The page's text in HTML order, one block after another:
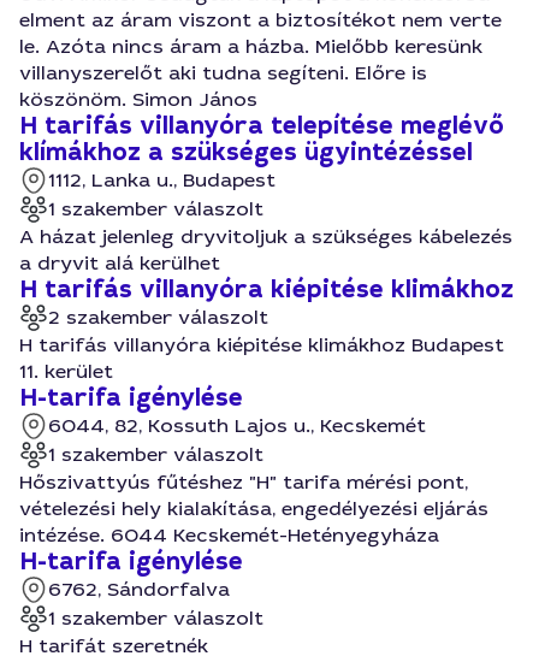
elment az áram viszont a biztosítékot nem verte
le. Azóta nincs áram a házba. Mielőbb keresünk
villanyszerelőt aki tudna segíteni. Előre is
köszönöm. Simon János
H tarifás villanyóra telepítése meglévő
klímákhoz a szükséges ügyintézéssel
1112, Lanka u., Budapest
1 szakember válaszolt
A házat jelenleg dryvitoljuk a szükséges kábelezés
a dryvit alá kerülhet
H tarifás villanyóra kiépitése klimákhoz
2 szakember válaszolt
H tarifás villanyóra kiépitése klimákhoz Budapest
11. kerület
H-tarifa igénylése
6044, 82, Kossuth Lajos u., Kecskemét
1 szakember válaszolt
Hőszivattyús fűtéshez "H" tarifa mérési pont,
vételezési hely kialakítása, engedélyezési eljárás
intézése. 6044 Kecskemét-Hetényegyháza
H-tarifa igénylése
6762, Sándorfalva
1 szakember válaszolt
H tarifát szeretnék